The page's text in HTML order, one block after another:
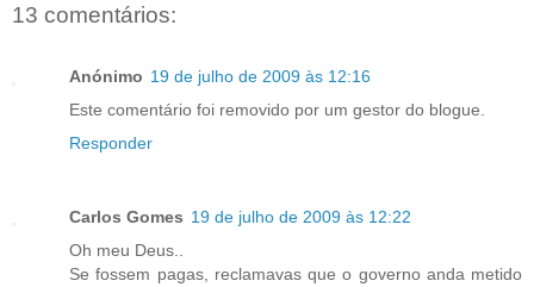
13 comentários:
Anónimo 19 de julho de 2009 às 12:16
Este comentário foi removido por um gestor do blogue.
Responder
Carlos Gomes 19 de julho de 2009 às 12:22
Oh meu Deus..
Se fossem pagas, reclamavas que o governo anda metido